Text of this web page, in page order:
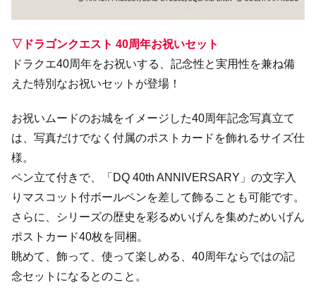
▽ドラゴンクエスト 40周年お祝いセット
ドラクエ40周年をお祝いする、記念性と実用性を兼ね備
えた特別なお祝いセットが登場！
お祝いムードのお城をイメージした40周年記念写真立て
は、写真だけでなく付属のポストカードを飾れるサイズ仕
様。
ペン立て付きで、「DQ 40th ANNIVERSARY」の文字入
りマスコット付ボールペンを差して飾ることも可能です。
さらに、シリーズの歴史を彩るめいげんを集めためいげん
ポストカード40枚を同梱。
眺めて、飾って、使って楽しめる、40周年ならではの記
念セットになるとのこと。